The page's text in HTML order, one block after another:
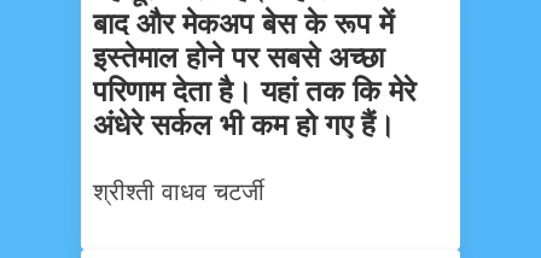
बाद और मेकअप बेस के रूप में
इस्तेमाल होने पर सबसे अच्छा
परिणाम देता है। यहां तक कि मेरे
अंधेरे सर्कल भी कम हो गए हैं।
श्रीश्ती वाधव चटर्जी